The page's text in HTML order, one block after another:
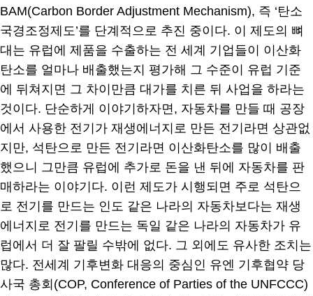
BAM(Carbon Border Adjustment Mechanism), 즉 ‘탄소
국경조정제도’를 단계적으로 추진 중이다. 이 제도의 뼈
대는 유럽에 제품을 수출하는 전 세계 기업들이 이산화
탄소를 얼마나 배출했는지 평가해 그 수준이 유럽 기준
에 뒤쳐지면 그 차이만큼 대가를 치른 뒤 사업을 하라는
것이다. 단순하게 이야기하자면, 자동차를 만들 때 공장
에서 사용한 전기가 재생에너지로 만든 전기라면 상관없
지만, 석탄으로 만든 전기라면 이산화탄소를 많이 배출
했으니 그만큼 유럽에 추가로 돈을 낸 뒤에 자동차를 판
매하라는 이야기다. 이런 제도가 시행되면 주로 석탄으
로 전기를 만드는 인도 같은 나라의 자동차보다는 재생
에너지로 전기를 만드는 독일 같은 나라의 자동차가 유
럽에서 더 잘 팔릴 수밖에 없다. 그 외에도 유사한 조치는
많다. 전세계 기후변화 대응의 중심인 유엔 기후협약 당
사국 총회(COP, Conference of Parties of the UNFCCC)